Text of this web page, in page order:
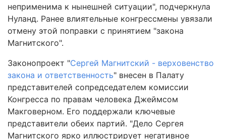
неприменима к нынешней ситуации", подчеркнула
Нуланд. Ранее влиятельные конгрессмены увязали
отмену этой поправки с принятием "закона
Магнитского".
Законопроект "Сергей Магнитский - верховенство
закона и ответственность" внесен в Палату
представителей сопредседателем комиссии
Конгресса по правам человека Джеймсом
Макговерном. Его поддержали ключевые
представители обеих партий. "Дело Сергея
Магнитского ярко иллюстрирует негативное